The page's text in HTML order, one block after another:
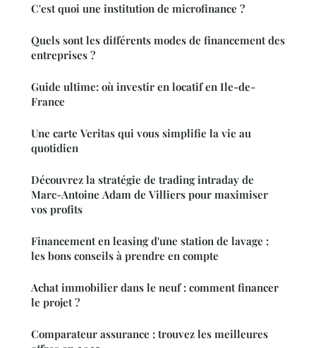
C'est quoi une institution de microfinance ?
Quels sont les différents modes de financement des
entreprises ?
Guide ultime: où investir en locatif en Ile-de-
France
Une carte Veritas qui vous simplifie la vie au
quotidien
Découvrez la stratégie de trading intraday de
Marc-Antoine Adam de Villiers pour maximiser
vos profits
Financement en leasing d'une station de lavage :
les bons conseils à prendre en compte
Achat immobilier dans le neuf : comment financer
le projet ?
Comparateur assurance : trouvez les meilleures